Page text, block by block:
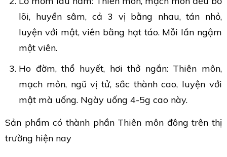
lõi, huyền sâm, cả 3 vị bằng nhau, tán nhỏ,
luyện với mật, viên bằng hạt táo. Mỗi lần ngậm
một viên.
Ho đờm, thổ huyết, hơi thở ngắn: Thiên môn,
mạch môn, ngũ vị tử, sắc thành cao, luyện với
mật mà uống. Ngày uống 4-5g cao này.
Sản phẩm có thành phần Thiên môn đông trên thị
trường hiện nay